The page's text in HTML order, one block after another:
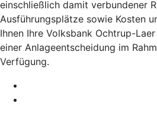
einschließlich damit verbundener
Ausführungsplätze sowie Kosten
Ihnen Ihre Volksbank Ochtrup-
einer Anlageentscheidung im
Verfügung.